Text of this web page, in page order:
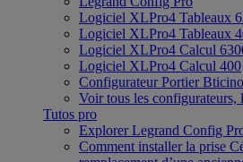
Logiciel XLPro4 Tableaux
Logiciel XLPro4 Tableaux
Logiciel XLPro4 Calcul
Logiciel XLPro4 Calcul 400
Configurateur Portier Bticino
Voir tous les configurateurs,
Tutos pro
Explorer Legrand Config
Comment installer la prise